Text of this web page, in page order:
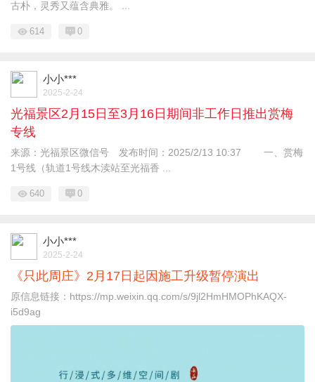
古朴，灵秀又蕴含典雅。 ...
614 0
小小***
2025-2-24
光福景区2月15日至3月16日期间非工作日推出赏梅
专线
来源：光福景区微信号 发布时间：2025/2/13 10:37 一、赏梅
1号线（轨道1号线木渎站至光福香 ...
640 0
小小***
2025-2-24
《只此周庄》2月17日起因施工升级暂停演出
原信息链接：https://mp.weixin.qq.com/s/9jl2HmHMOPhKAQX-
i5d9ag